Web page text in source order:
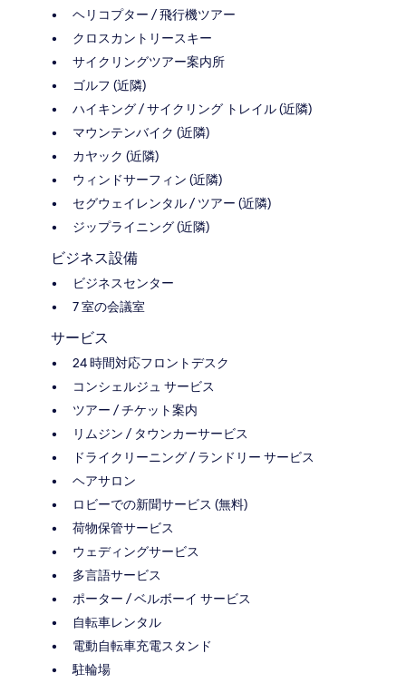
ヘリコプター / 飛行機ツアー
クロスカントリースキー
サイクリングツアー案内所
ゴルフ (近隣)
ハイキング / サイクリング トレイル (近隣)
マウンテンバイク (近隣)
カヤック (近隣)
ウィンドサーフィン (近隣)
セグウェイレンタル / ツアー (近隣)
ジップライニング (近隣)
ビジネス設備
ビジネスセンター
7 室の会議室
サービス
24 時間対応フロントデスク
コンシェルジュ サービス
ツアー / チケット案内
リムジン / タウンカーサービス
ドライクリーニング / ランドリー サービス
ヘアサロン
ロビーでの新聞サービス (無料)
荷物保管サービス
ウェディングサービス
多言語サービス
ポーター / ベルボーイ サービス
自転車レンタル
電動自転車充電スタンド
駐輪場